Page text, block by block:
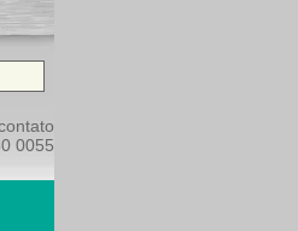
0055